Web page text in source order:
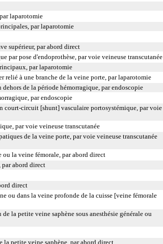
laparotomie
par laparotomie
supérieur, par abord direct
pose d'endoprothèse, par voie veineuse transcutanée
par laparotomie
relié à une branche de la veine porte, par laparotomie
de la période hémorragique, par endoscopie
par endoscopie
court-circuit [shunt] vasculaire portosystémique, par voie
par voie veineuse transcutanée
de la veine porte, par voie veineuse transcutanée
la veine fémorale, par abord direct
par abord direct
direct
ou dans la veine profonde de la cuisse [veine fémorale
la petite veine saphène sous anesthésie générale ou
la petite veine saphène, par abord direct